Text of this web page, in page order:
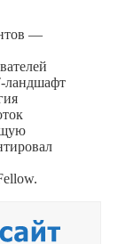
—
ландшафт